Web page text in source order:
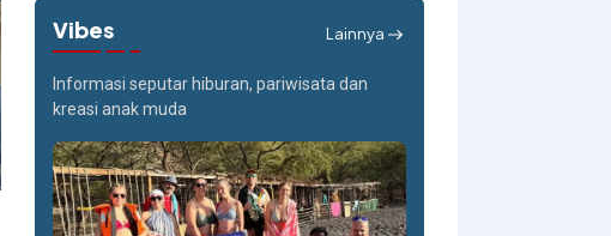
Vibes Lainnya
Informasi seputar hiburan, pariwisata dan
kreasi anak muda